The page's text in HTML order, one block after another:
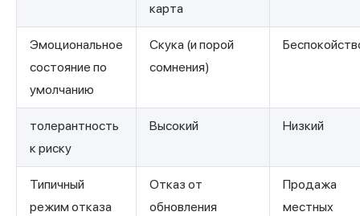
карта
Эмоциональное
состояние по
умолчанию
Скука (и порой
сомнения)
толерантность
к риску
Высокий Низкий
Типичный
режим отказа
Отказ от
обновления
Продажа
местных